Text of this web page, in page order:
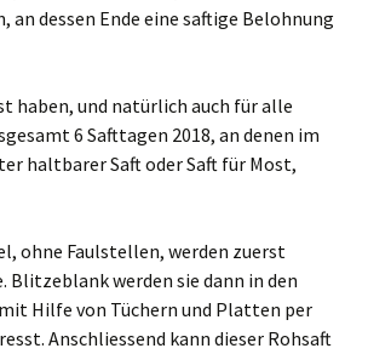
dessen Ende eine saftige Belohnung
haben, und natürlich auch für alle
6 Safttagen 2018, an denen im
haltbarer Saft oder Saft für Most,
ohne Faulstellen, werden zuerst
Blitzeblank werden sie dann in den
Hilfe von Tüchern und Platten per
Anschliessend kann dieser Rohsaft